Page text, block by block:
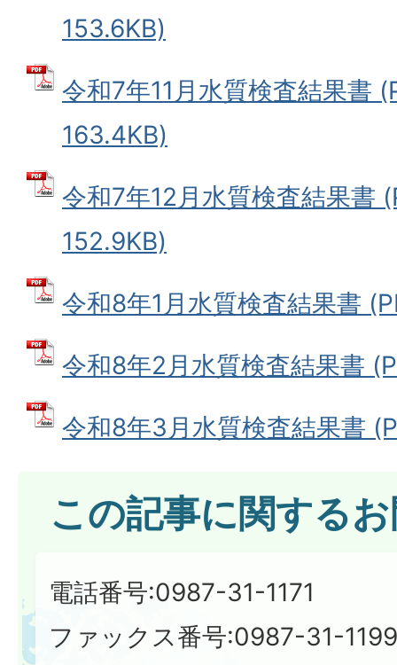
153.6KB)
令和7年11月水質検査結果書
163.4KB)
令和7年12月水質検査結果書
152.9KB)
令和8年1月水質検査結果書
令和8年2月水質検査結果書
令和8年3月水質検査結果書
この記事に関する
電話番号:0987-31-1171
ファックス番号:0987-31-1199